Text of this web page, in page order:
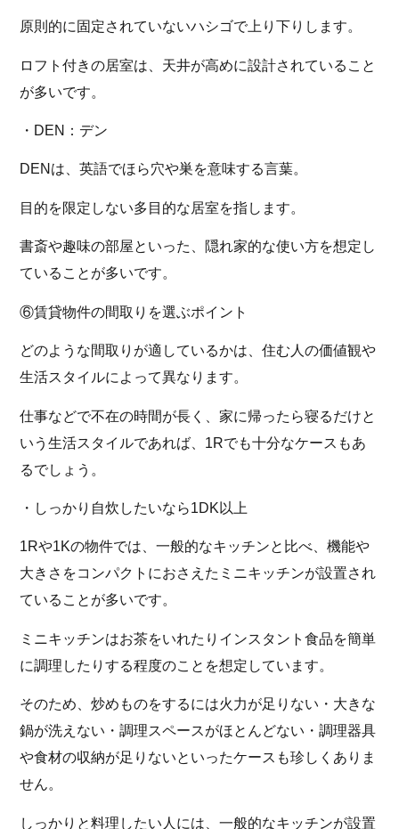
原則的に固定されていないハシゴで上り下りします。
ロフト付きの居室は、天井が高めに設計されていること
が多いです。
・DEN：デン
DENは、英語でほら穴や巣を意味する言葉。
目的を限定しない多目的な居室を指します。
書斎や趣味の部屋といった、隠れ家的な使い方を想定し
ていることが多いです。
⑥賃貸物件の間取りを選ぶポイント
どのような間取りが適しているかは、住む人の価値観や
生活スタイルによって異なります。
仕事などで不在の時間が長く、家に帰ったら寝るだけと
いう生活スタイルであれば、1Rでも十分なケースもあ
るでしょう。
・しっかり自炊したいなら1DK以上
1Rや1Kの物件では、一般的なキッチンと比べ、機能や
大きさをコンパクトにおさえたミニキッチンが設置され
ていることが多いです。
ミニキッチンはお茶をいれたりインスタント食品を簡単
に調理したりする程度のことを想定しています。
そのため、炒めものをするには火力が足りない・大きな
鍋が洗えない・調理スペースがほとんどない・調理器具
や食材の収納が足りないといったケースも珍しくありま
せん。
しっかりと料理したい人には、一般的なキッチンが設置